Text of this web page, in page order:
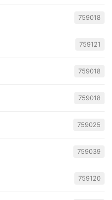
759018
759121
759018
759018
759025
759039
759120